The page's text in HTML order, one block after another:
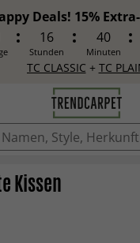
Deals! 15%
16
Stunden
40
Minuten
TC CLASSIC + TC
IN DEN WARENKORB
Kissen